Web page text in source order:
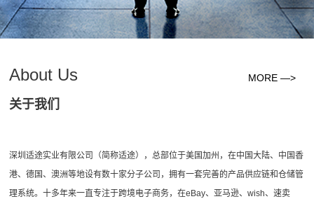
About Us
关于我们
MORE —>
深圳适途实业有限公司（简称适途），总部位于美国加州，在中国大陆、中国香
港、德国、澳洲等地设有数十家分子公司，拥有一套完善的产品供应链和仓储管
理系统。十多年来一直专注于跨境电子商务，在eBay、亚马逊、wish、速卖